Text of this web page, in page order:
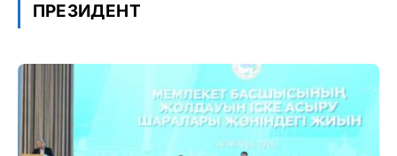
ПРЕЗИДЕНТ